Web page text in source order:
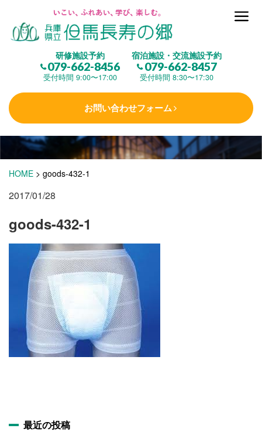
研修施設予約
079-662-8456
受付時間 9:00〜17:00
宿泊施設・交流施設予約
079-662-8457
受付時間 8:30〜17:30
お問い合わせフォーム
但馬長寿の郷とは
(研修施設)
楽しむ
学 ぶ(健康福祉)
(宿泊)
施設・料金
アクセス
HOME > goods-432-1
2017/01/28
goods-432-1
最近の投稿